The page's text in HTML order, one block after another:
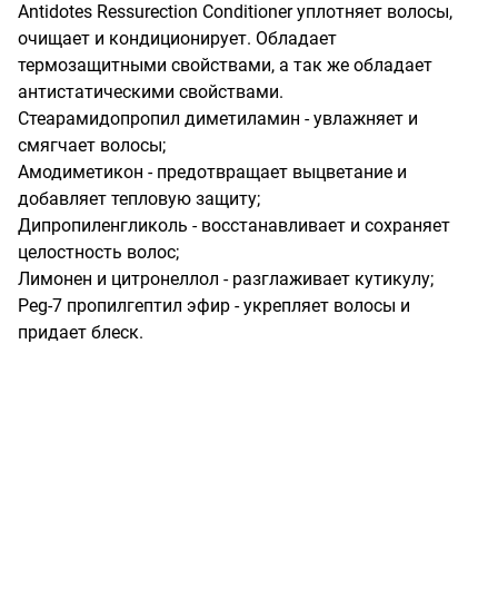
Antidotes Ressurection Сonditioner уплотняет волосы,
очищает и кондиционирует. Обладает
термозащитными свойствами, а так же обладает
антистатическими свойствами.
Стеарамидопропил диметиламин - увлажняет и
смягчает волосы;
Амодиметикон - предотвращает выцветание и
добавляет тепловую защиту;
Дипропиленгликоль - восстанавливает и сохраняет
целостность волос;
Лимонен и цитронеллол - разглаживает кутикулу;
Peg-7 пропилгептил эфир - укрепляет волосы и
придает блеск.